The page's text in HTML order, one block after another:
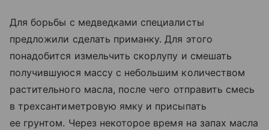
Для борьбы с медведками специалисты
предложили сделать приманку. Для этого
понадобится измельчить скорлупу и смешать
получившуюся массу с небольшим количеством
растительного масла, после чего отправить смесь
в трехсантиметровую ямку и присыпать
ее грунтом. Через некоторое время на запах масла